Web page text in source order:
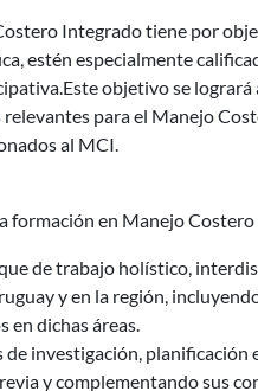
Integrado tiene por
estén especialmente
objetivo se logrará
para el Manejo
al MCI.
formación en Manejo
de trabajo holístico,
y en la región,
en dichas áreas.
investigación, planificación
y complementando sus